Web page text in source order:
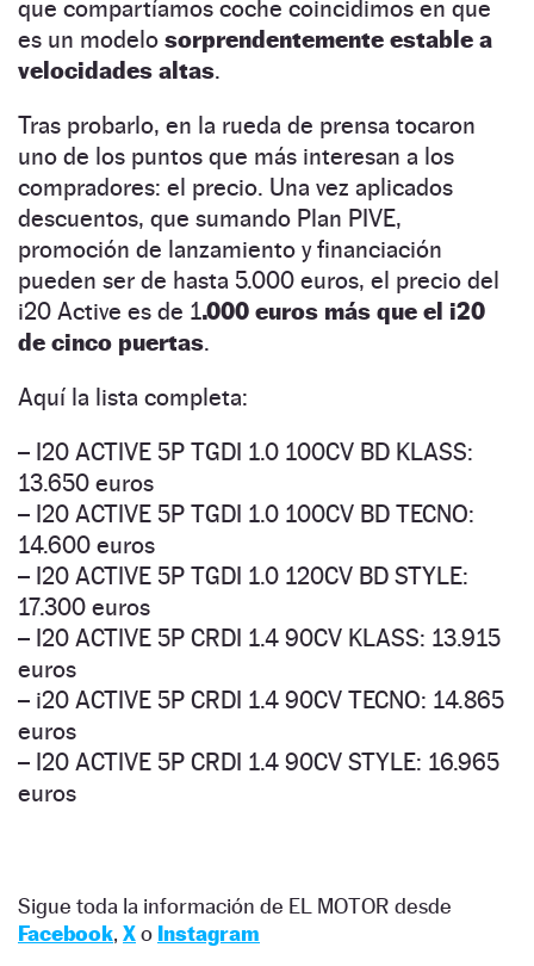
que compartíamos coche coincidimos en que
es un modelo sorprendentemente estable a
velocidades altas.
Tras probarlo, en la rueda de prensa tocaron
uno de los puntos que más interesan a los
compradores: el precio. Una vez aplicados
descuentos, que sumando Plan PIVE,
promoción de lanzamiento y financiación
pueden ser de hasta 5.000 euros, el precio del
i20 Active es de 1.000 euros más que el i20
de cinco puertas.
Aquí la lista completa:
– I20 ACTIVE 5P TGDI 1.0 100CV BD KLASS:
13.650 euros
– I20 ACTIVE 5P TGDI 1.0 100CV BD TECNO:
14.600 euros
– I20 ACTIVE 5P TGDI 1.0 120CV BD STYLE:
17.300 euros
– I20 ACTIVE 5P CRDI 1.4 90CV KLASS: 13.915
euros
– i20 ACTIVE 5P CRDI 1.4 90CV TECNO: 14.865
euros
– I20 ACTIVE 5P CRDI 1.4 90CV STYLE: 16.965
euros
Sigue toda la información de EL MOTOR desde
Facebook, Xo Instagram